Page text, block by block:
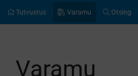
Tutvustus Varamu Otsing
Varamu